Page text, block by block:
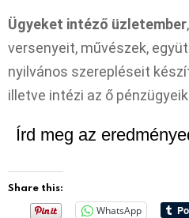
Ügyeket intéző üzletember
versenyeit, művészek,
nyilvános szerepléseit
illetve intézi az ő
Írd meg az
Share this:
WhatsApp